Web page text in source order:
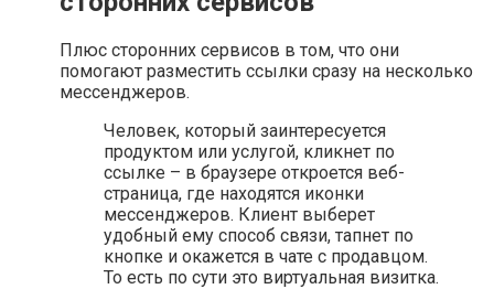
Плюс сторонних сервисов в том, что они
помогают разместить ссылки сразу на несколько
мессенджеров.
Человек, который заинтересуется
продуктом или услугой, кликнет по
ссылке – в браузере откроется веб-
страница, где находятся иконки
мессенджеров. Клиент выберет
удобный ему способ связи, тапнет по
кнопке и окажется в чате с продавцом.
То есть по сути это виртуальная визитка.